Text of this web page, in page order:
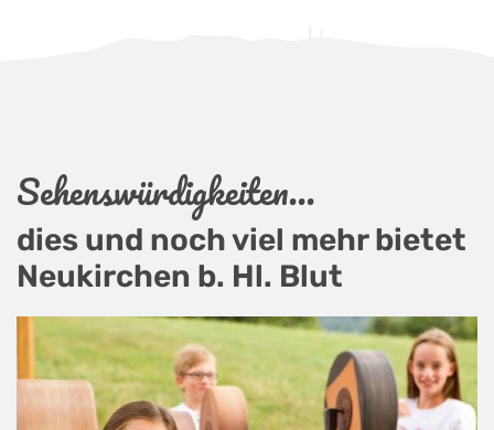
Sehenswürdigkeiten...
dies und noch viel mehr bietet
Neukirchen b. Hl. Blut